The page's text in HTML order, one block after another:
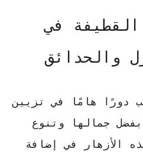
القطيفة في
والحدائق
دورًا هامًا في تزيين
جمالها وتنوع
الأزهار في إضافة